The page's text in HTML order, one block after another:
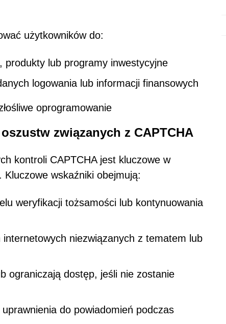
użytkowników do:
produkty lub programy inwestycyjne
logowania lub informacji finansowych
oprogramowanie
związanych z CAPTCHA
kontroli CAPTCHA jest kluczowe w
wskaźniki obejmują:
weryfikacji tożsamości lub kontynuowania
niezwiązanych z tematem lub
ograniczają dostęp, jeśli nie zostanie
do powiadomień podczas